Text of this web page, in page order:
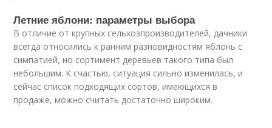
Летние яблони: параметры выбора
В отличие от крупных сельхозпроизводителей, дачники
всегда относились к ранним разновидностям яблонь с
симпатией, но сортимент деревьев такого типа был
небольшим. К счастью, ситуация сильно изменилась, и
сейчас список подходящих сортов, имеющихся в
продаже, можно считать достаточно широким.